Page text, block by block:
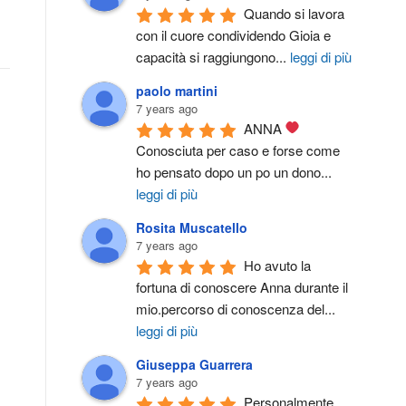
Quando si lavora
con il cuore condividendo Gioia e
capacità si raggiungono... leggi di più
paolo martini
7 years ago
ANNA
Conosciuta per caso e forse come
ho pensato dopo un po un dono...
leggi di più
Rosita Muscatello
7 years ago
Ho avuto la
fortuna di conoscere Anna durante il
mio.percorso di conoscenza del...
leggi di più
Giuseppa Guarrera
7 years ago
Personalmente